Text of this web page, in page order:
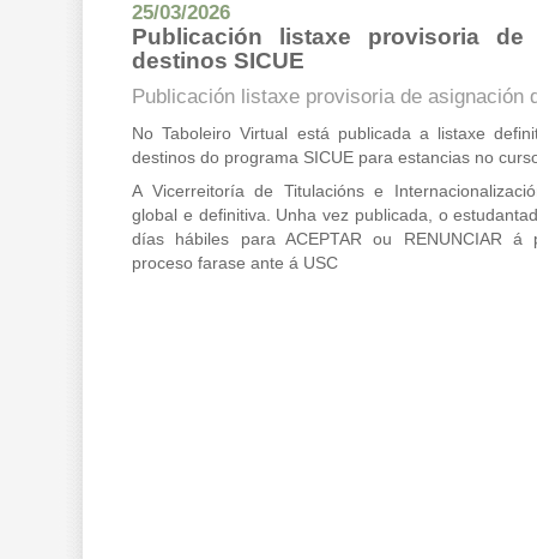
25/03/2026
Publicación listaxe provisoria de
destinos SICUE
Publicación listaxe provisoria de asignación
No Taboleiro Virtual está publicada a listaxe
destinos do programa SICUE para estancias no
A Vicerreitoría de Titulacións e
global e definitiva. Unha vez publicada, o
días hábiles para ACEPTAR ou RENUNCIAR á
proceso farase ante á USC